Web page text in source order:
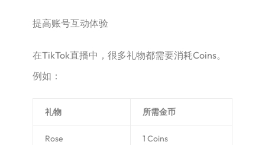
提高账号互动体验
在TikTok直播中，很多礼物都需要消耗Coins。
例如：
礼物 所需金币
Rose 1 Coins